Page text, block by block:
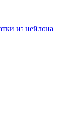
из нейлона